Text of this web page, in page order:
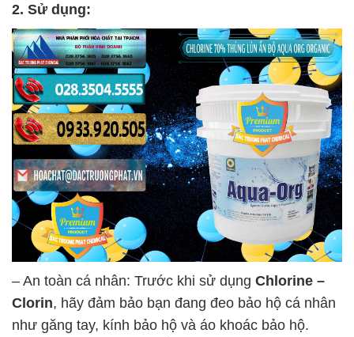
2. Sử dụng:
– An toàn cá nhân: Trước khi sử dụng Chlorine –
Clorin, hãy đảm bảo bạn đang đeo bảo hộ cá nhân
như găng tay, kính bảo hộ và áo khoác bảo hộ.